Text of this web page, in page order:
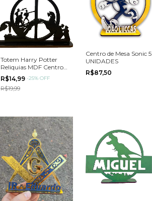
Totem Harry Potter
Reliquias MDF Centro
de mesa Harry Potter
R$14,99 -25% OFF
R$19,99
Centro de Mesa Sonic 5
UNIDADES
R$87,50